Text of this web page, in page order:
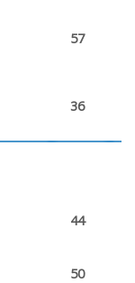
57
36
44
50